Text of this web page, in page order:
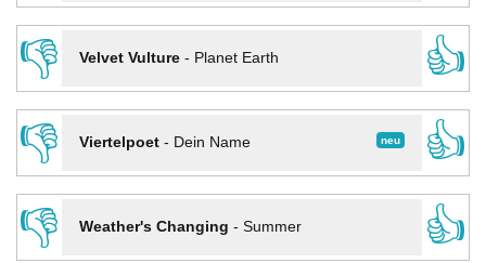
👎
Velvet Vulture- Planet Earth
👍
👎
neu
Viertelpoet- Dein Name
👍
👎
Weather's Changing - Summer
👍